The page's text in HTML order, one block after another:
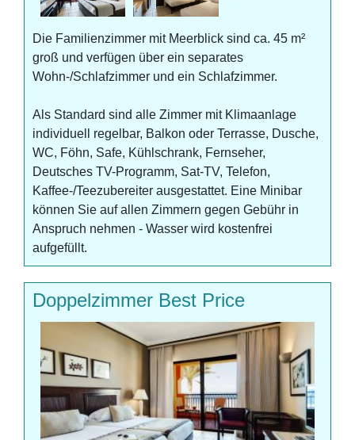
Die Familienzimmer mit Meerblick sind ca. 45 m²
groß und verfügen über ein separates
Wohn-/Schlafzimmer und ein Schlafzimmer.
Als Standard sind alle Zimmer mit Klimaanlage
individuell regelbar, Balkon oder Terrasse, Dusche,
WC, Föhn, Safe, Kühlschrank, Fernseher,
Deutsches TV-Programm, Sat-TV, Telefon,
Kaffee-/Teezubereiter ausgestattet. Eine Minibar
können Sie auf allen Zimmern gegen Gebühr in
Anspruch nehmen - Wasser wird kostenfrei
aufgefüllt.
Doppelzimmer Best Price